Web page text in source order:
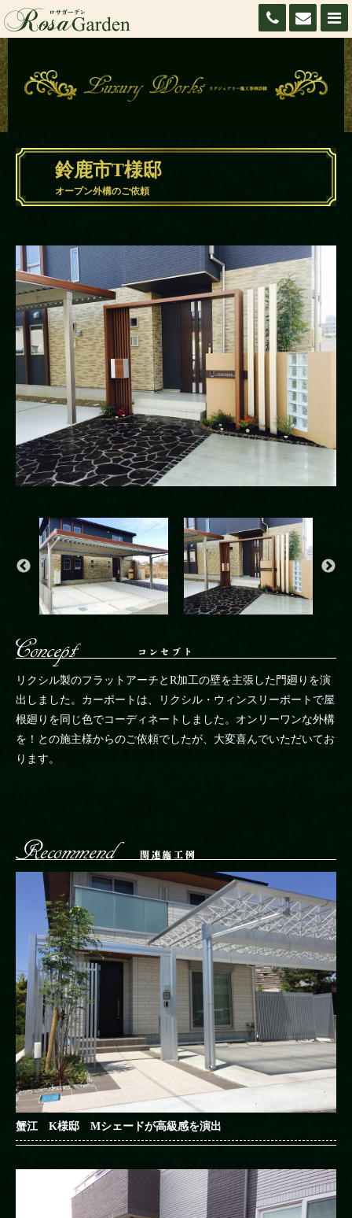
090-9191-6363
メール
鈴鹿市T様邸
オープン外構のご依頼
リクシル製のフラットアーチとR加工の壁を主張した門廻りを演
出しました。カーポートは、リクシル・ウィンスリーポートで屋
根廻りを同じ色でコーディネートしました。オンリーワンな外構
を！との施主様からのご依頼でしたが、大変喜んでいただいてお
ります。
蟹江 K様邸 Mシェードが高級感を演出